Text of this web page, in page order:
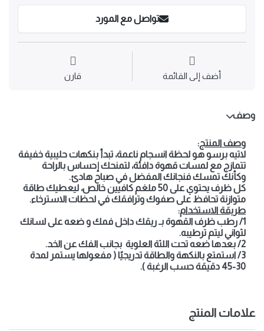
تواصل مع المورد
أضف إلى القائمة قارن
وصف
وصف المنتج:
لاتيه برسو هو لحظة انسجام ناعمة، تبدأ بنكهات حليبية خفيفة
تتمازج مع لمسات قهوة دافئة، لتمنحك إحساس بالراحة
وكأنك تمسك فنجانك المفضل في صباح هادئ.
كل ظرف يحتوي على 50 ملغم كافيين خالص، ليعطيك طاقة
متوازنة تحافظ على صفوك وترافقك في لحظات الاسترخاء.
طريقة الاستخدام:
1/ رطب ظرف القهوة بـ ريقك داخل فمك و ضعه على لسانك
لثواني ليتم ترطيبه.
2/ بعدها ضعه تحت اللثة العلوية بجانب الفك عن الخد.
3/ استمتع بالنكهة والطاقة تدريجيًا ( مفعولها يستمر لمدة
30-45 دقيقة حسب الرغبة ).
علامات المنتج